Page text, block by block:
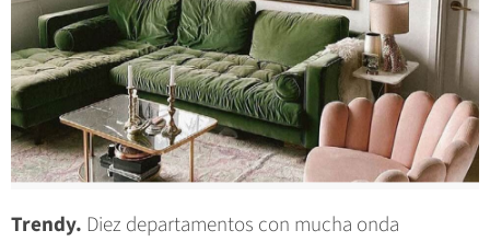
Trendy. Diez departamentos con mucha onda